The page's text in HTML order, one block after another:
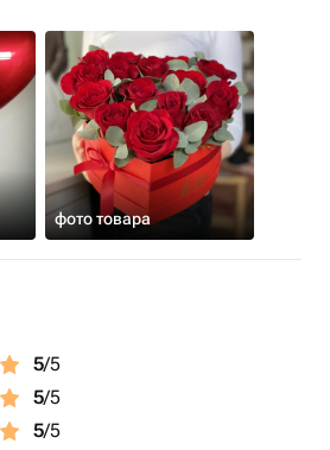
фото товара
5/5
5/5
5/5